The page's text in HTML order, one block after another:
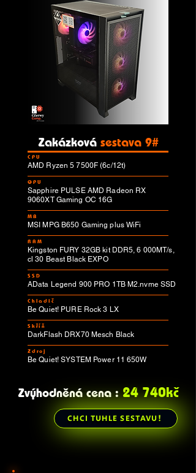
Zakázková sestava 9#
CPU
AMD Ryzen 5 7500F (6c/12t)
GPU
Sapphire PULSE AMD Radeon RX
9060XT Gaming OC 16G
MB
MSI MPG B650 Gaming plus WiFi
RAM
Kingston FURY 32GB kit DDR5, 6 000MT/s,
cl 30 Beast Black EXPO
SSD
AData Legend 900 PRO 1TB M2.nvme SSD
Chladič
Be Quiet! PURE Rock 3 LX
Skříň
DarkFlash DRX70 Mesch Black
Zdroj
Be Quiet! SYSTEM Power 11 650W
Zvýhodněná cena : 24 740kč
CHCI TUHLE SESTAVU!